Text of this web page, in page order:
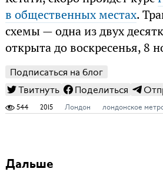
в общественных местах.
схемы — одна из двух
открыта до воскресенья, 8
Подписаться на блог
Твитнуть
Поделиться
544 2015 Лондон лондонское
Дальше